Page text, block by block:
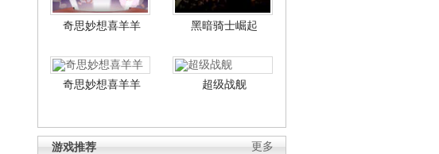
奇思妙想喜羊羊 黑暗骑士崛起
奇思妙想喜羊羊 超级战舰
更多
游戏推荐